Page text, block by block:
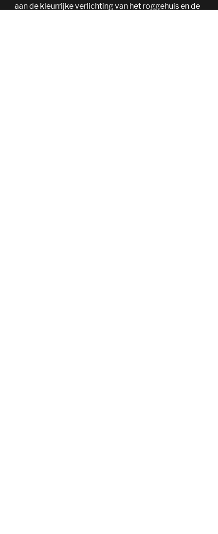
aan de kleurrijke verlichting van het roggehuis en de